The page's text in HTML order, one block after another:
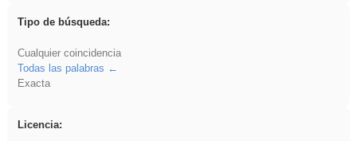
Tipo de búsqueda:
Cualquier coincidencia
Todas las palabras
Exacta
Licencia: